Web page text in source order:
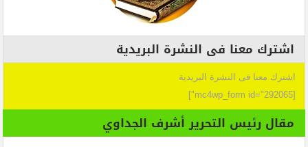
اشترك معنا فى النشرة البريدية
اشترك معنا فى النشرة البريدية
[mc4wp_form id="292065"]
مقال رئيس التحرير أشرف الجداوي